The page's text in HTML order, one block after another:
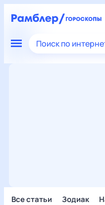
Поиск по
Все статьи Зодиак